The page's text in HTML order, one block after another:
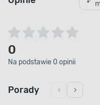
0
Na podstawie 0 opinii
Porady